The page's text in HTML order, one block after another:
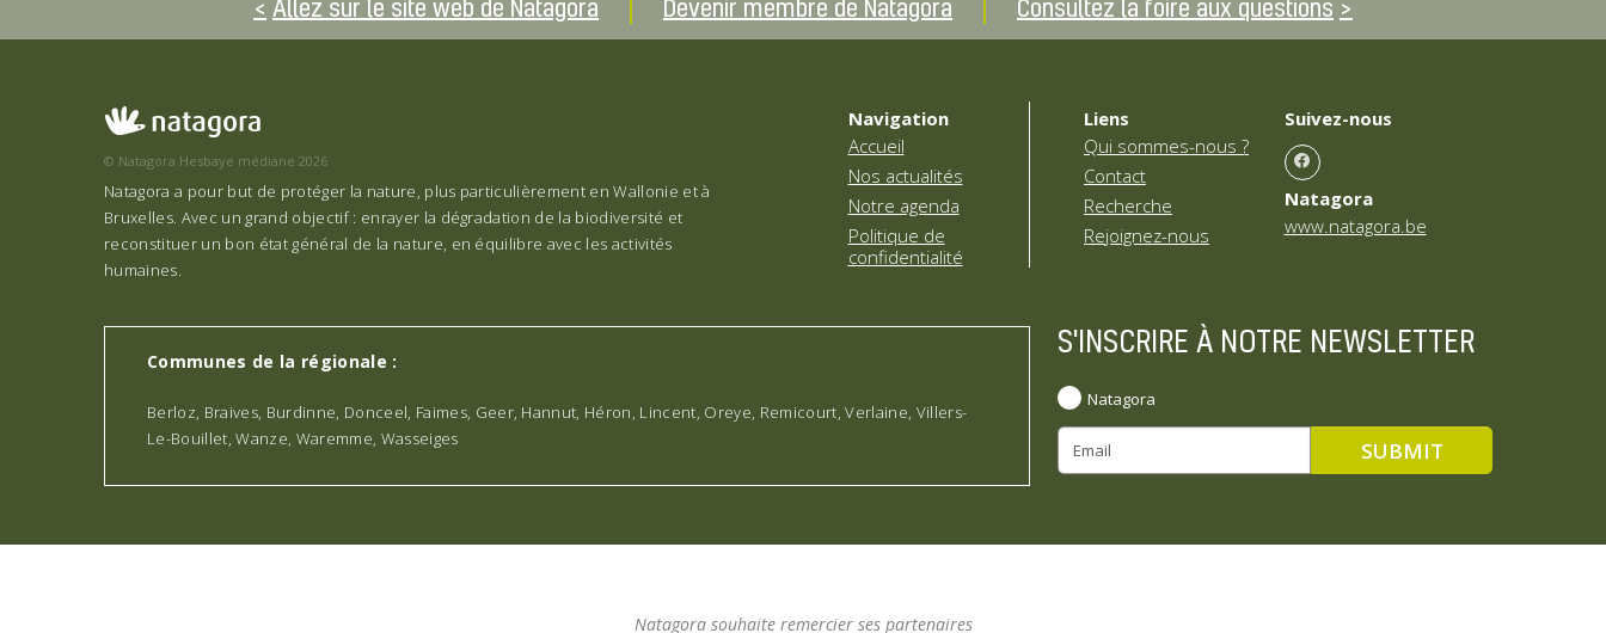
Allez sur le site web de Natagora Devenir membre de Natagora Consultez la foire aux questions
© Natagora Hesbaye médiane 2026
Natagora a pour but de protéger la nature, plus particulièrement en Wallonie et à
Bruxelles. Avec un grand objectif : enrayer la dégradation de la biodiversité et
reconstituer un bon état général de la nature, en équilibre avec les activités
humaines.
Navigation
Accueil
Nos actualités
Notre agenda
Politique de
confidentialité
Liens
Qui sommes-nous ?
Contact
Recherche
Rejoignez-nous
Suivez-nous
Natagora
www.natagora.be
Communes de la régionale :
Berloz, Braives, Burdinne, Donceel, Faimes, Geer, Hannut, Héron, Lincent, Oreye, Remicourt, Verlaine, Villers-
Le-Bouillet, Wanze, Waremme, Wasseiges
S'INSCRIRE À NOTRE NEWSLETTER
Natagora
Natagora souhaite remercier ses partenaires